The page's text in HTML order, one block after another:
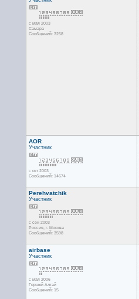
с мая 2003
Самара
Сообщений: 3258
AOR
Участник
с окт 2003
Сообщений: 14674
Perehvatchik
Участник
с сен 2003
Россия, г. Москва
Сообщений: 3598
airbase
Участник
с мая 2006
Горный Алтай
Сообщений: 15